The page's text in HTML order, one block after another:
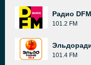
Радио DFM
101.2 FM
101.4 FM